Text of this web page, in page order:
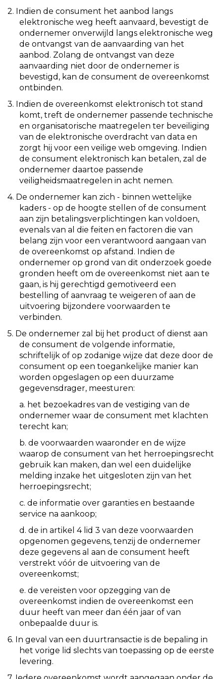
2. Indien de consument het aanbod langs
elektronische weg heeft aanvaard, bevestigt de
ondernemer onverwijld langs elektronische weg
de ontvangst van de aanvaarding van het
aanbod. Zolang de ontvangst van deze
aanvaarding niet door de ondernemer is
bevestigd, kan de consument de overeenkomst
ontbinden.
3. Indien de overeenkomst elektronisch tot stand
komt, treft de ondernemer passende technische
en organisatorische maatregelen ter beveiliging
van de elektronische overdracht van data en
zorgt hij voor een veilige web omgeving. Indien
de consument elektronisch kan betalen, zal de
ondernemer daartoe passende
veiligheidsmaatregelen in acht nemen.
4. De ondernemer kan zich - binnen wettelijke
kaders - op de hoogte stellen of de consument
aan zijn betalingsverplichtingen kan voldoen,
evenals van al die feiten en factoren die van
belang zijn voor een verantwoord aangaan van
de overeenkomst op afstand. Indien de
ondernemer op grond van dit onderzoek goede
gronden heeft om de overeenkomst niet aan te
gaan, is hij gerechtigd gemotiveerd een
bestelling of aanvraag te weigeren of aan de
uitvoering bijzondere voorwaarden te
verbinden.
5. De ondernemer zal bij het product of dienst aan
de consument de volgende informatie,
schriftelijk of op zodanige wijze dat deze door de
consument op een toegankelijke manier kan
worden opgeslagen op een duurzame
gegevensdrager, meesturen:
a. het bezoekadres van de vestiging van de
ondernemer waar de consument met klachten
terecht kan;
b. de voorwaarden waaronder en de wijze
waarop de consument van het herroepingsrecht
gebruik kan maken, dan wel een duidelijke
melding inzake het uitgesloten zijn van het
herroepingsrecht;
c. de informatie over garanties en bestaande
service na aankoop;
d. de in artikel 4 lid 3 van deze voorwaarden
opgenomen gegevens, tenzij de ondernemer
deze gegevens al aan de consument heeft
verstrekt vóór de uitvoering van de
overeenkomst;
e. de vereisten voor opzegging van de
overeenkomst indien de overeenkomst een
duur heeft van meer dan één jaar of van
onbepaalde duur is.
6. In geval van een duurtransactie is de bepaling in
het vorige lid slechts van toepassing op de eerste
levering.